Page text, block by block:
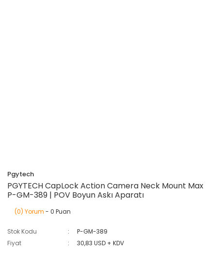
Pgytech
PGYTECH CapLock Action Camera Neck Mount Max
P-GM-389 | POV Boyun Askı Aparatı
(0) Yorum - 0 Puan
Stok Kodu
P-GM-389
Fiyat
30,83 USD + KDV